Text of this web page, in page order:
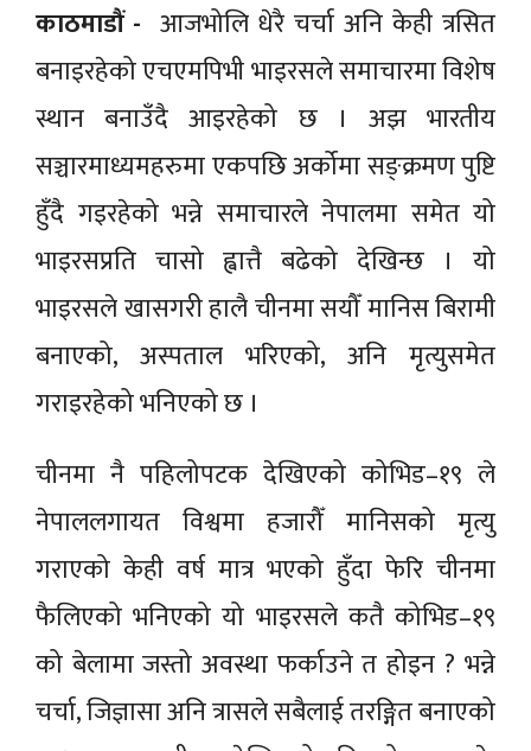
काठमाडौं - आजभोलि धेरै चर्चा अनि केही त्रसित
बनाइरहेको एचएमपिभी भाइरसले समाचारमा विशेष
स्थान बनाउँदै आइरहेको छ । अझ भारतीय
सञ्चारमाध्यमहरुमा एकपछि अर्कोमा सङ्क्रमण पुष्टि
हुँदै गइरहेको भन्ने समाचारले नेपालमा समेत यो
भाइरसप्रति चासो ह्वात्तै बढेको देखिन्छ । यो
भाइरसले खासगरी हालै चीनमा सयौँ मानिस बिरामी
बनाएको, अस्पताल भरिएको, अनि मृत्युसमेत
गराइरहेको भनिएको छ ।
चीनमा नै पहिलोपटक देखिएको कोभिड–१९ ले
नेपाललगायत विश्वमा हजारौँ मानिसको मृत्यु
गराएको केही वर्ष मात्र भएको हुँदा फेरि चीनमा
फैलिएको भनिएको यो भाइरसले कतै कोभिड–१९
को बेलामा जस्तो अवस्था फर्काउने त होइन ? भन्ने
चर्चा, जिज्ञासा अनि त्रासले सबैलाई तरङ्गित बनाएको